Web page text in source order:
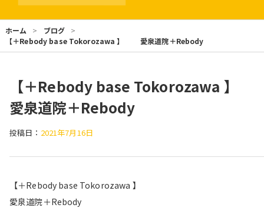
ホーム
ブログ
【＋Rebody base Tokorozawa 】 愛泉道院＋Rebody
【＋Rebody base Tokorozawa
愛泉道院＋Rebody
投稿日： 2021年7月16日
【＋Rebody base Tokorozawa 】
愛泉道院＋Rebody